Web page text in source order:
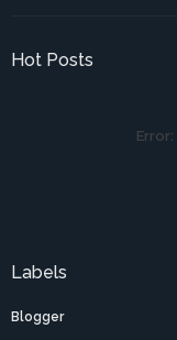
Hot Posts
Error:
Labels
Blogger